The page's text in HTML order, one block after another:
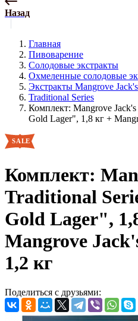
Назад
Главная
Пивоварение
Солодовые экстракты
Охмеленные солодовые
Экстракты Mangrove Jack's
Traditional Series
Комплект: Mangrove
Gold Lager", 1,8 кг +
Комплект:
Traditional
Gold Lager",
Mangrove
1,2 кг
Поделиться с друзьями: